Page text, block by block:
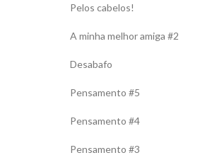
Pelos cabelos!
A minha melhor amiga #2
Desabafo
Pensamento #5
Pensamento #4
Pensamento #3